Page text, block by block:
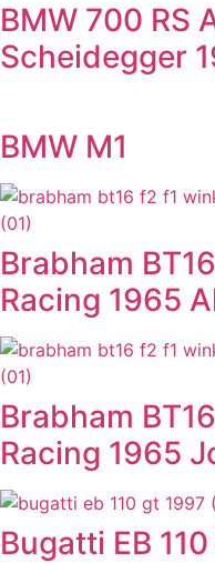
BMW 700 RS
Scheidegger
BMW M1
Brabham
Racing 1965
Brabham
Racing 1965
Bugatti EB 110